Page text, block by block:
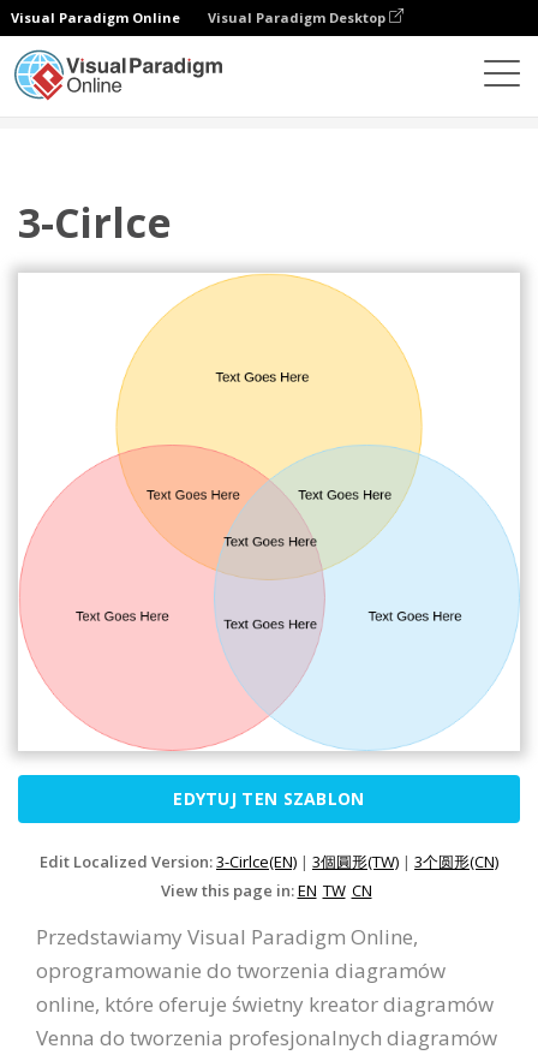
Visual Paradigm Online Visual Paradigm Desktop
3-Cirlce
EDYTUJ TEN SZABLON
Edit Localized Version:3-Cirlce(EN) | 3個圓形(TW) | 3个圆形(CN)
View this page in:EN TW CN
Przedstawiamy Visual Paradigm Online,
oprogramowanie do tworzenia diagramów
online, które oferuje świetny kreator diagramów
Venna do tworzenia profesjonalnych diagramów